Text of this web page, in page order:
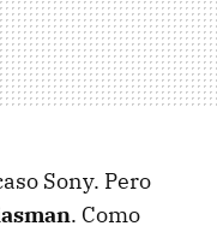
Sony. Pero
. Como